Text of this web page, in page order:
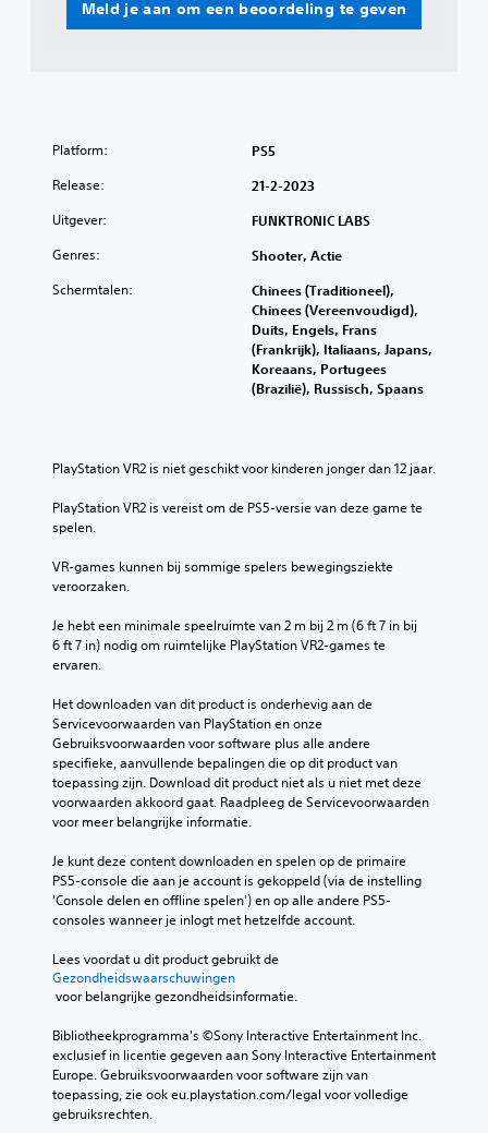
Meld je aan om een beoordeling te geven
Platform: PS5
Release: 21-2-2023
Uitgever: FUNKTRONIC LABS
Genres: Shooter, Actie
Schermtalen:
Chinees (Traditioneel),
Chinees (Vereenvoudigd),
Duits, Engels, Frans
(Frankrijk), Italiaans, Japans,
Koreaans, Portugees
(Brazilië), Russisch, Spaans
PlayStation VR2 is niet geschikt voor kinderen jonger dan 12 jaar.
PlayStation VR2 is vereist om de PS5-versie van deze game te
spelen.
VR-games kunnen bij sommige spelers bewegingsziekte
veroorzaken.
Je hebt een minimale speelruimte van 2 m bij 2 m (6 ft 7 in bij
6 ft 7 in) nodig om ruimtelijke PlayStation VR2-games te
ervaren.
Het downloaden van dit product is onderhevig aan de
Servicevoorwaarden van PlayStation en onze
Gebruiksvoorwaarden voor software plus alle andere
specifieke, aanvullende bepalingen die op dit product van
toepassing zijn. Download dit product niet als u niet met deze
voorwaarden akkoord gaat. Raadpleeg de Servicevoorwaarden
voor meer belangrijke informatie.
Je kunt deze content downloaden en spelen op de primaire
PS5-console die aan je account is gekoppeld (via de instelling
'Console delen en offline spelen') en op alle andere PS5-
consoles wanneer je inlogt met hetzelfde account.
Lees voordat u dit product gebruikt de
Gezondheidswaarschuwingen
voor belangrijke gezondheidsinformatie.
Bibliotheekprogramma's ©Sony Interactive Entertainment Inc.
exclusief in licentie gegeven aan Sony Interactive Entertainment
Europe. Gebruiksvoorwaarden voor software zijn van
toepassing, zie ook eu.playstation.com/legal voor volledige
gebruiksrechten.